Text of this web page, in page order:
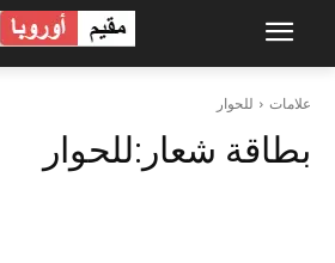
علامات للحوار
بطاقة شعار:للحوار